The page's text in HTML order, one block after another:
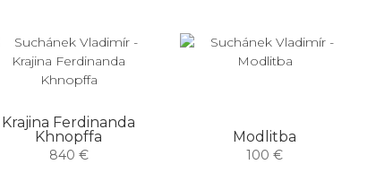
Krajina Ferdinanda
Khnopffa
840 €
Modlitba
100 €